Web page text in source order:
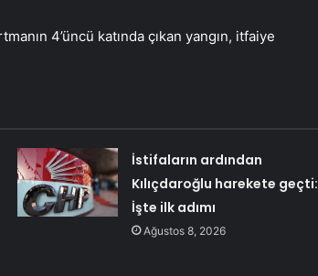
4’üncü katında çıkan yangın, itfaiye
İstifaların ardından
Kılıçdaroğlu harekete geçti:
İşte ilk adımı
Ağustos 8, 2026